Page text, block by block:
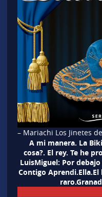
– Mariachi Los Jinetes
A mi manera. La
cosa?. El rey. Te he
LuisMiguel: Por
Contigo